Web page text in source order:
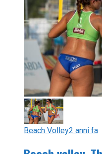
Beach Volley2 anni fa